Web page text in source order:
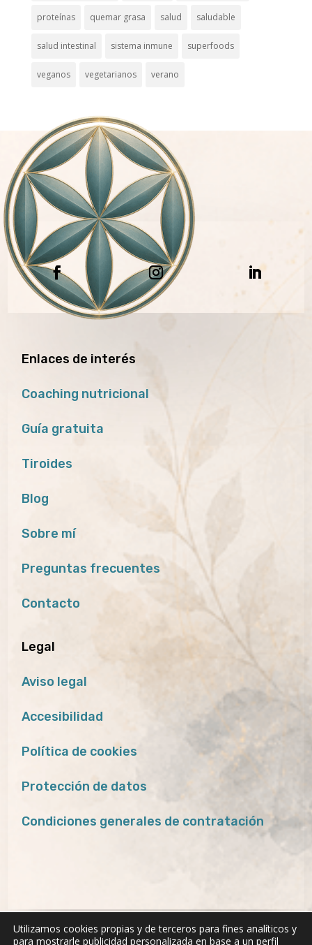
proteínas quemar grasa salud saludable
salud intestinal sistema inmune superfoods
veganos vegetarianos verano
Enlaces de interés
Coaching nutricional
Guía gratuita
Tiroides
Blog
Sobre mí
Preguntas frecuentes
Contacto
Legal
Aviso legal
Accesibilidad
Política de cookies
Protección de datos
Condiciones generales de contratación
Utilizamos cookies propias y de terceros para fines analíticos y
para mostrarle publicidad personalizada en base a un perfil